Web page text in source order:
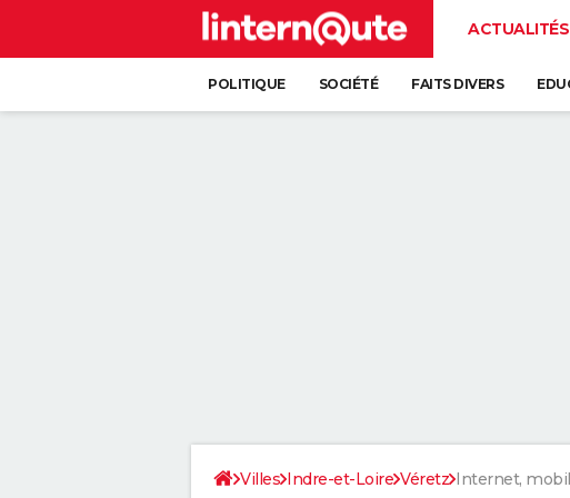
ACTUALITÉS
POLITIQUE SOCIÉTÉ FAITS DIVERS
Villes Indre-et-Loire Véretz Internet,